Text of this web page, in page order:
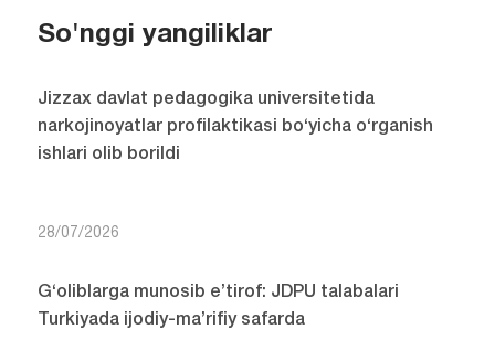
So'nggi yangiliklar
Jizzax davlat pedagogika universitetida
narkojinoyatlar profilaktikasi bo‘yicha o‘rganish
ishlari olib borildi
28/07/2026
G‘oliblarga munosib e’tirof: JDPU talabalari
Turkiyada ijodiy-ma’rifiy safarda